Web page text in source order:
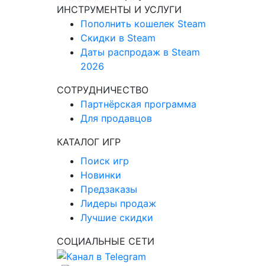
ИНСТРУМЕНТЫ И УСЛУГИ
Пополнить кошелек Steam
Скидки в Steam
Даты распродаж в Steam
2026
СОТРУДНИЧЕСТВО
Партнёрская программа
Для продавцов
КАТАЛОГ ИГР
Поиск игр
Новинки
Предзаказы
Лидеры продаж
Лучшие скидки
СОЦИАЛЬНЫЕ СЕТИ